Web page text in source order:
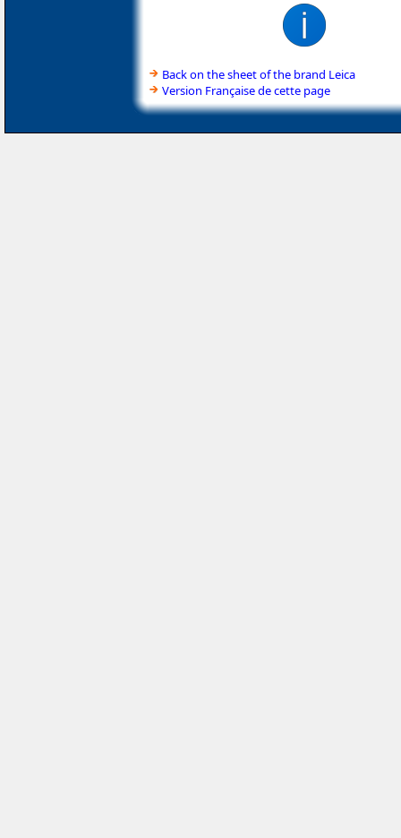
Back on the sheet of the brand Leica
Version Française de cette page